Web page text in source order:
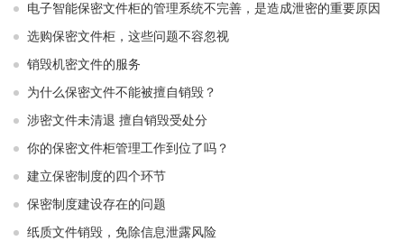
电子智能保密文件柜的管理系统不完善，是造成泄密的重要原因
选购保密文件柜，这些问题不容忽视
销毁机密文件的服务
为什么保密文件不能被擅自销毁？
涉密文件未清退 擅自销毁受处分
你的保密文件柜管理工作到位了吗？
建立保密制度的四个环节
保密制度建设存在的问题
纸质文件销毁，免除信息泄露风险